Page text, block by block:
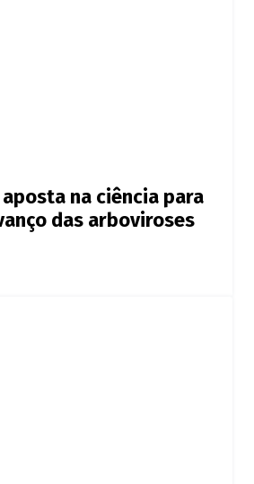
na ciência para
das arboviroses